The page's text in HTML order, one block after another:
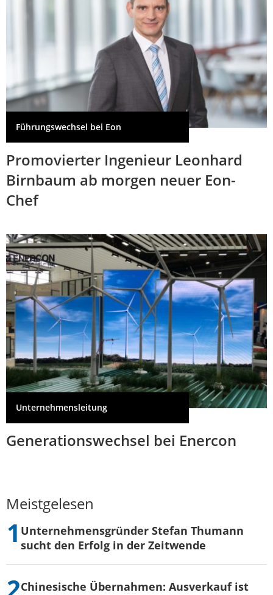
Führungswechsel bei Eon
Promovierter Ingenieur Leonhard
Birnbaum ab morgen neuer Eon-
Chef
Unternehmensleitung
Generationswechsel bei Enercon
Meistgelesen
Unternehmensgründer Stefan Thumann
sucht den Erfolg in der Zeitwende
Chinesische Übernahmen: Ausverkauf ist